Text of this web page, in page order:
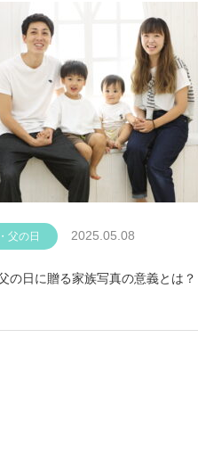
父の日 2025.05.08
の日に贈る家族写真の意義とは？